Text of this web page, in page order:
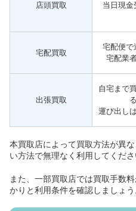
店頭買取 当日現金
宅配買取
宅配便で
宅配業
出張買取
自宅まで
る
運び出し
本買取店によって買取方法が異
い方法で無理なく利用してくださ
また、一部買取店では買取手数
かりと利用条件を確認しましょう